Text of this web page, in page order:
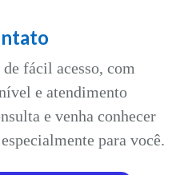
fácil acesso, com
e atendimento
e venha conhecer
para você.